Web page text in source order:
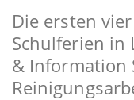
Die ersten
Schulferien in
& Information